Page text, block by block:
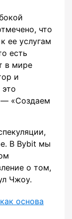
что
ее услугам
есть
в мире
и
«Создаем
В Bybit мы
о том,
Чжоу.
основа